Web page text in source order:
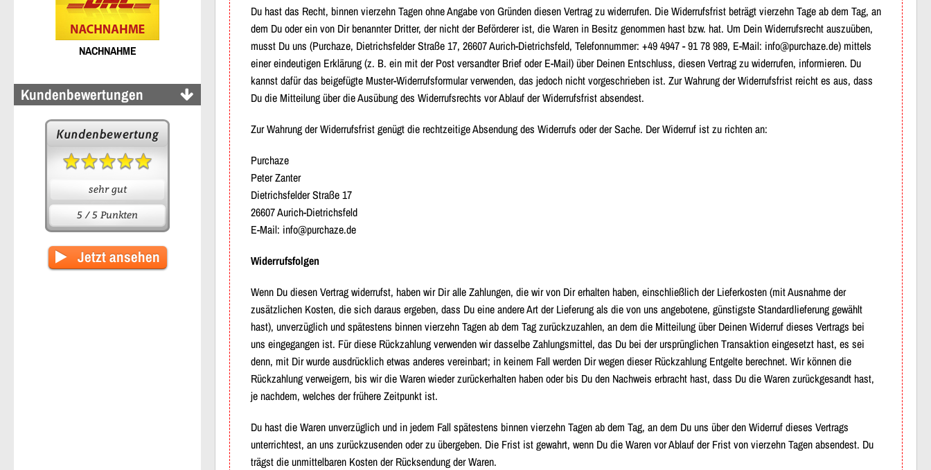
NACHNAHME
Kundenbewertungen
sehr gut
5 / 5 Punkten
Jetzt ansehen
Du hast das Recht, binnen vierzehn Tagen ohne Angabe von Gründen diesen Vertrag zu widerrufen. Die Widerrufsfrist beträgt vierzehn Tage ab dem Tag, an
dem Du oder ein von Dir benannter Dritter, der nicht der Beförderer ist, die Waren in Besitz genommen hast bzw. hat. Um Dein Widerrufsrecht auszuüben,
musst Du uns (Purchaze, Dietrichsfelder Straße 17, 26607 Aurich-Dietrichsfeld, Telefonnummer: +49 4947 - 91 78 989, E-Mail: info@purchaze.de) mittels
einer eindeutigen Erklärung (z. B. ein mit der Post versandter Brief oder E-Mail) über Deinen Entschluss, diesen Vertrag zu widerrufen, informieren. Du
kannst dafür das beigefügte Muster-Widerrufsformular verwenden, das jedoch nicht vorgeschrieben ist. Zur Wahrung der Widerrufsfrist reicht es aus, dass
Du die Mitteilung über die Ausübung des Widerrufsrechts vor Ablauf der Widerrufsfrist absendest.
Zur Wahrung der Widerrufsfrist genügt die rechtzeitige Absendung des Widerrufs oder der Sache. Der Widerruf ist zu richten an:
Purchaze
Peter Zanter
Dietrichsfelder Straße 17
26607 Aurich-Dietrichsfeld
E-Mail: info@purchaze.de
Widerrufsfolgen
Wenn Du diesen Vertrag widerrufst, haben wir Dir alle Zahlungen, die wir von Dir erhalten haben, einschließlich der Lieferkosten (mit Ausnahme der
zusätzlichen Kosten, die sich daraus ergeben, dass Du eine andere Art der Lieferung als die von uns angebotene, günstigste Standardlieferung gewählt
hast), unverzüglich und spätestens binnen vierzehn Tagen ab dem Tag zurückzuzahlen, an dem die Mitteilung über Deinen Widerruf dieses Vertrags bei
uns eingegangen ist. Für diese Rückzahlung verwenden wir dasselbe Zahlungsmittel, das Du bei der ursprünglichen Transaktion eingesetzt hast, es sei
denn, mit Dir wurde ausdrücklich etwas anderes vereinbart; in keinem Fall werden Dir wegen dieser Rückzahlung Entgelte berechnet. Wir können die
Rückzahlung verweigern, bis wir die Waren wieder zurückerhalten haben oder bis Du den Nachweis erbracht hast, dass Du die Waren zurückgesandt hast,
je nachdem, welches der frühere Zeitpunkt ist.
Du hast die Waren unverzüglich und in jedem Fall spätestens binnen vierzehn Tagen ab dem Tag, an dem Du uns über den Widerruf dieses Vertrags
unterrichtest, an uns zurückzusenden oder zu übergeben. Die Frist ist gewahrt, wenn Du die Waren vor Ablauf der Frist von vierzehn Tagen absendest. Du
trägst die unmittelbaren Kosten der Rücksendung der Waren.